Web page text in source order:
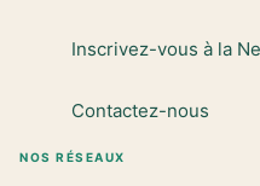
Inscrivez-vous à la
Contactez-nous
NOS RÉSEAUX